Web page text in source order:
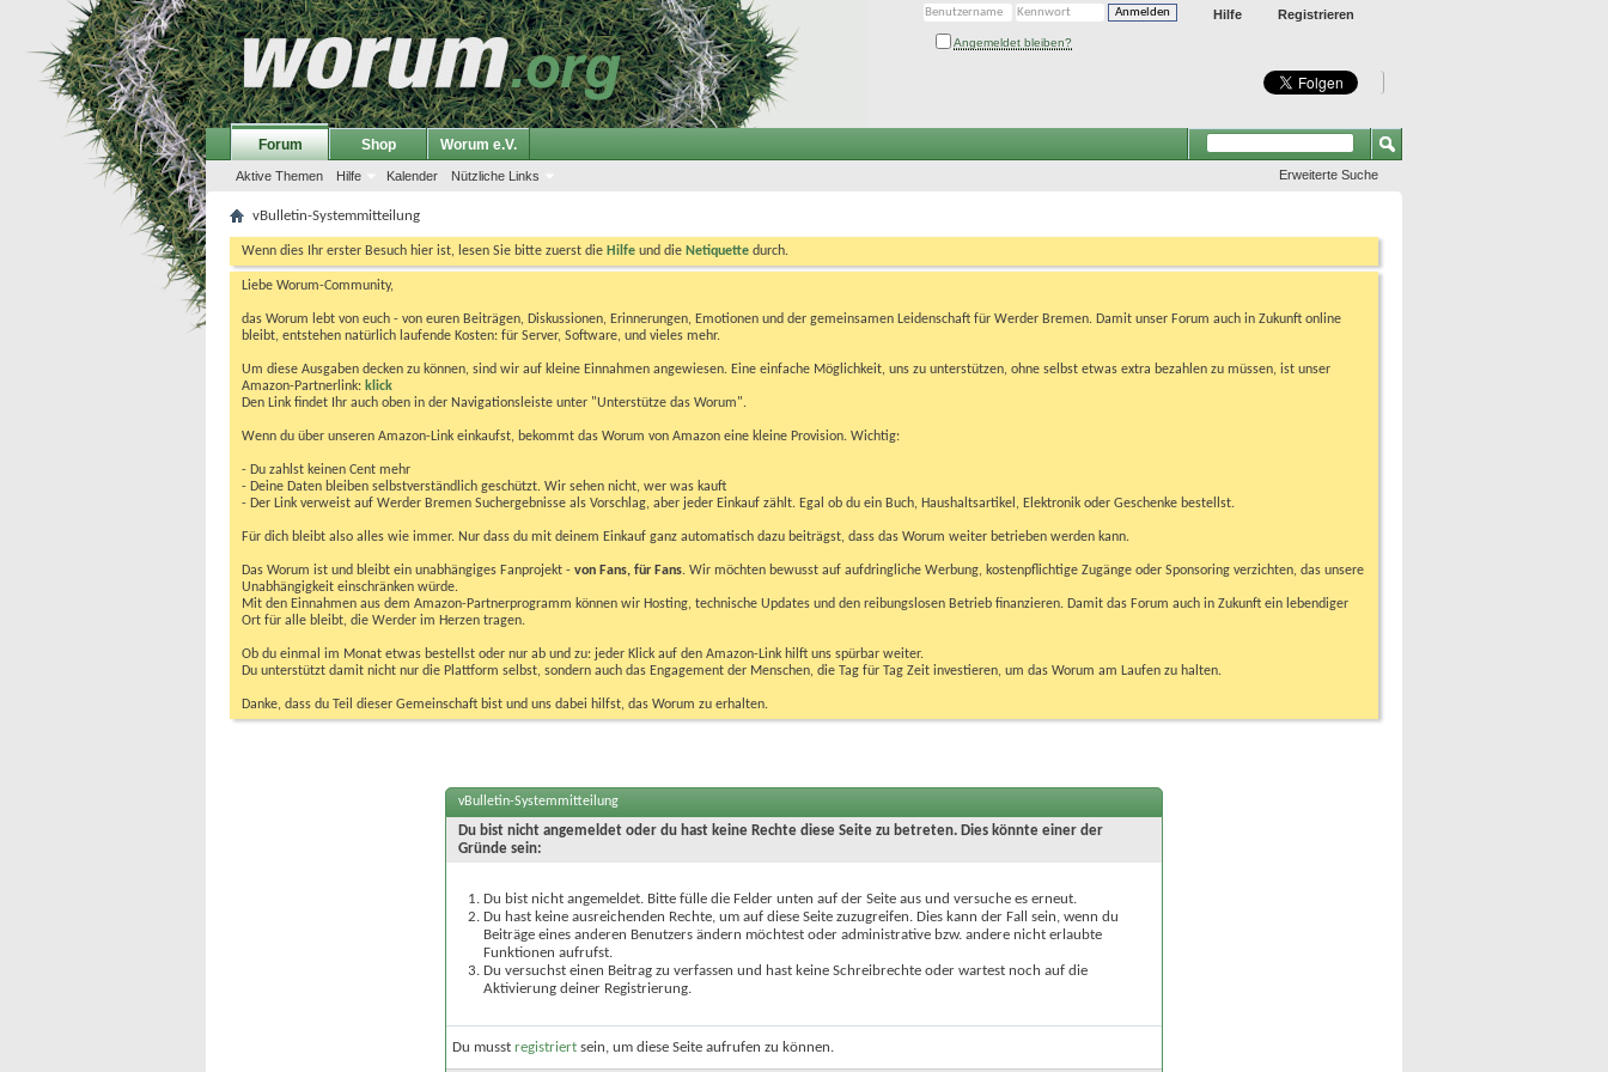
Registrieren
Hilfe
Angemeldet bleiben?
Forum
Aktive Themen Hilfe Kalender Nützliche Links
Shop Worum e.V.
Erweiterte Suche
vBulletin-Systemmitteilung
Wenn dies Ihr erster Besuch hier ist, lesen Sie bitte zuerst die Hilfe und die Netiquette durch.
Liebe Worum-Community,
das Worum lebt von euch - von euren Beiträgen, Diskussionen, Erinnerungen, Emotionen und der gemeinsamen Leidenschaft für Werder Bremen. Damit unser Forum auch in Zukunft online
bleibt, entstehen natürlich laufende Kosten: für Server, Software, und vieles mehr.
Um diese Ausgaben decken zu können, sind wir auf kleine Einnahmen angewiesen. Eine einfache Möglichkeit, uns zu unterstützen, ohne selbst etwas extra bezahlen zu müssen, ist unser
Amazon-Partnerlink: klick
Den Link findet Ihr auch oben in der Navigationsleiste unter "Unterstütze das Worum".
Wenn du über unseren Amazon-Link einkaufst, bekommt das Worum von Amazon eine kleine Provision. Wichtig:
- Du zahlst keinen Cent mehr
- Deine Daten bleiben selbstverständlich geschützt. Wir sehen nicht, wer was kauft
- Der Link verweist auf Werder Bremen Suchergebnisse als Vorschlag, aber jeder Einkauf zählt. Egal ob du ein Buch, Haushaltsartikel, Elektronik oder Geschenke bestellst.
Für dich bleibt also alles wie immer. Nur dass du mit deinem Einkauf ganz automatisch dazu beiträgst, dass das Worum weiter betrieben werden kann.
Das Worum ist und bleibt ein unabhängiges Fanprojekt - von Fans, für Fans. Wir möchten bewusst auf aufdringliche Werbung, kostenpflichtige Zugänge oder Sponsoring verzichten, das unsere
Unabhängigkeit einschränken würde.
Mit den Einnahmen aus dem Amazon-Partnerprogramm können wir Hosting, technische Updates und den reibungslosen Betrieb finanzieren. Damit das Forum auch in Zukunft ein lebendiger
Ort für alle bleibt, die Werder im Herzen tragen.
Ob du einmal im Monat etwas bestellst oder nur ab und zu: jeder Klick auf den Amazon-Link hilft uns spürbar weiter.
Du unterstützt damit nicht nur die Plattform selbst, sondern auch das Engagement der Menschen, die Tag für Tag Zeit investieren, um das Worum am Laufen zu halten.
Danke, dass du Teil dieser Gemeinschaft bist und uns dabei hilfst, das Worum zu erhalten.
vBulletin-Systemmitteilung
Du bist nicht angemeldet oder du hast keine Rechte diese Seite zu betreten. Dies könnte einer der
Gründe sein:
Du bist nicht angemeldet. Bitte fülle die Felder unten auf der Seite aus und versuche es erneut.
Du hast keine ausreichenden Rechte, um auf diese Seite zuzugreifen. Dies kann der Fall sein, wenn du
Beiträge eines anderen Benutzers ändern möchtest oder administrative bzw. andere nicht erlaubte
Funktionen aufrufst.
Du versuchst einen Beitrag zu verfassen und hast keine Schreibrechte oder wartest noch auf die
Aktivierung deiner Registrierung.
Du musst registriert sein, um diese Seite aufrufen zu können.